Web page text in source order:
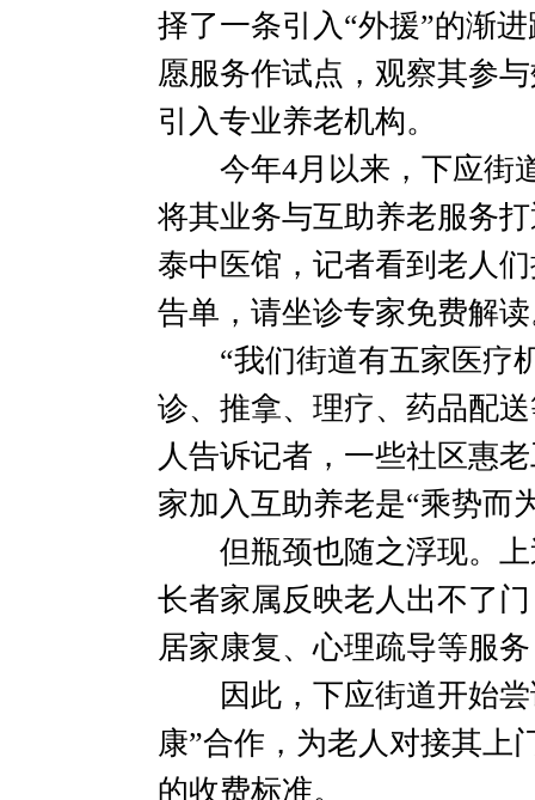
择了一条引入“外援”的渐
愿服务作试点，观察其参
引入专业养老机构。
今年4月以来，下应街
将其业务与互助养老服务
泰中医馆，记者看到老人
告单，请坐诊专家免费解
“我们街道有五家医疗
诊、推拿、理疗、药品配
人告诉记者，一些社区惠
家加入互助养老是“乘势而
但瓶颈也随之浮现。上
长者家属反映老人出不了
居家康复、心理疏导等服
因此，下应街道开始尝
康”合作，为老人对接其上
的收费标准。